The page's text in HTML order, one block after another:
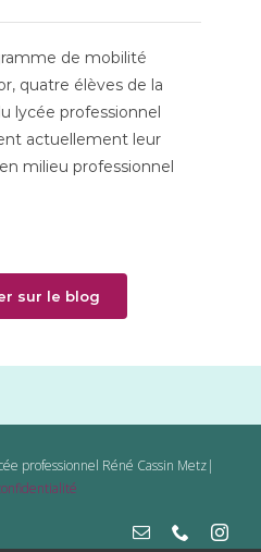
: des
en
et en
de mobilité
quatre élèves de la
lycée professionnel
actuellement leur
milieu professionnel
sur le blog
professionnel Réné Cassin Metz|